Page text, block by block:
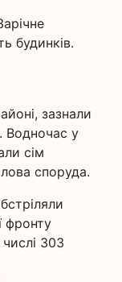
будинків.
зазнали
Водночас у
сім
споруда.
фронту
303